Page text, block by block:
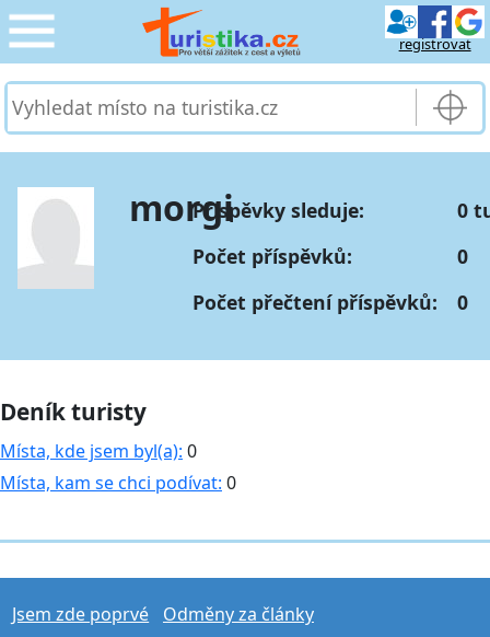
registrovat
CESTOVÁNÍ
SLUŽBY & DOPRAVA ›
PRO TURISTY ›
MOJE TURISTIKA
morgiPříspěvky sleduje:
0
Počet příspěvků:
0
Počet přečtení příspěvků:
0
Deník turisty
Místa, kde jsem byl(a): 0
Místa, kam se chci podívat: 0
Jsem zde poprvé
Odměny za články